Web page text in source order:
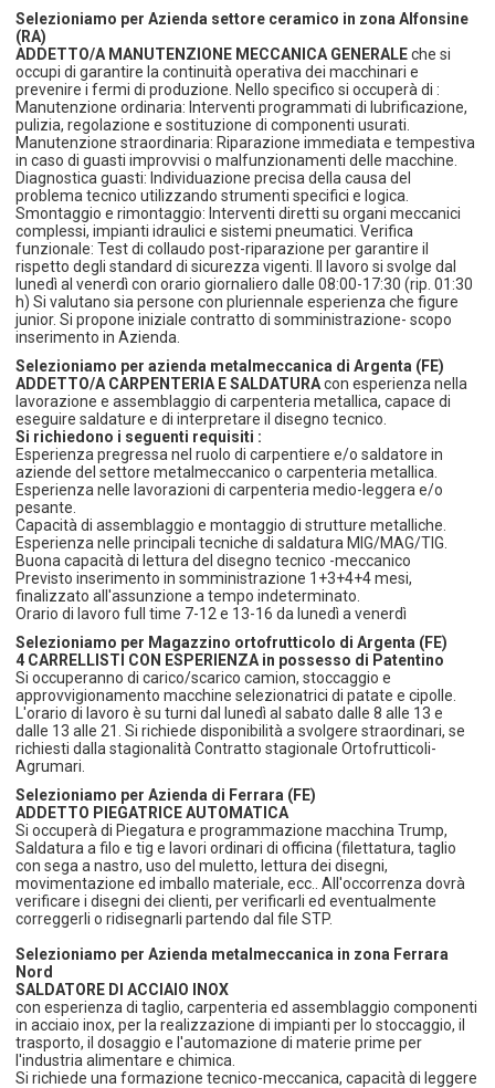
Selezioniamo per Azienda settore ceramico in zona Alfonsine
(RA)
ADDETTO/A MANUTENZIONE MECCANICA GENERALEche si
occupi di garantire la continuità operativa dei macchinari e
prevenire i fermi di produzione. Nello specifico si occuperà di :
Manutenzione ordinaria: Interventi programmati di lubrificazione,
pulizia, regolazione e sostituzione di componenti usurati.
Manutenzione straordinaria: Riparazione immediata e tempestiva
in caso di guasti improvvisi o malfunzionamenti delle macchine.
Diagnostica guasti: Individuazione precisa della causa del
problema tecnico utilizzando strumenti specifici e logica.
Smontaggio e rimontaggio: Interventi diretti su organi meccanici
complessi, impianti idraulici e sistemi pneumatici. Verifica
funzionale: Test di collaudo post-riparazione per garantire il
rispetto degli standard di sicurezza vigenti. Il lavoro si svolge dal
lunedì al venerdì con orario giornaliero dalle 08:00-17:30 (rip. 01:30
h) Si valutano sia persone con pluriennale esperienza che figure
junior. Si propone iniziale contratto di somministrazione- scopo
inserimento in Azienda.
Selezioniamo per azienda metalmeccanica di Argenta (FE)
ADDETTO/A CARPENTERIA E SALDATURAcon esperienza nella
lavorazione e assemblaggio di carpenteria metallica, capace di
eseguire saldature e di interpretare il disegno tecnico.
Si richiedono i seguenti requisiti :
Esperienza pregressa nel ruolo di carpentiere e/o saldatore in
aziende del settore metalmeccanico o carpenteria metallica.
Esperienza nelle lavorazioni di carpenteria medio-leggera e/o
pesante.
Capacità di assemblaggio e montaggio di strutture metalliche.
Esperienza nelle principali tecniche di saldatura MIG/MAG/TIG.
Buona capacità di lettura del disegno tecnico -meccanico
Previsto inserimento in somministrazione 1+3+4+4 mesi,
finalizzato all'assunzione a tempo indeterminato.
Orario di lavoro full time 7-12 e 13-16 da lunedì a venerdì
Selezioniamo per Magazzino ortofrutticolo di Argenta (FE)
4 CARRELLISTI CON ESPERIENZA in possesso di Patentino
Si occuperanno di carico/scarico camion, stoccaggio e
approvvigionamento macchine selezionatrici di patate e cipolle.
L'orario di lavoro è su turni dal lunedì al sabato dalle 8 alle 13 e
dalle 13 alle 21. Si richiede disponibilità a svolgere straordinari, se
richiesti dalla stagionalità Contratto stagionale Ortofrutticoli-
Agrumari.
Selezioniamo per Azienda di Ferrara (FE)
ADDETTO PIEGATRICE AUTOMATICA
Si occuperà di Piegatura e programmazione macchina Trump,
Saldatura a filo e tig e lavori ordinari di officina (filettatura, taglio
con sega a nastro, uso del muletto, lettura dei disegni,
movimentazione ed imballo materiale, ecc.. All'occorrenza dovrà
verificare i disegni dei clienti, per verificarli ed eventualmente
correggerli o ridisegnarli partendo dal file STP.
Selezioniamo per Azienda metalmeccanica in zona Ferrara
Nord
SALDATORE DI ACCIAIO INOX
con esperienza di taglio, carpenteria ed assemblaggio componenti
in acciaio inox, per la realizzazione di impianti per lo stoccaggio, il
trasporto, il dosaggio e l'automazione di materie prime per
l'industria alimentare e chimica.
Si richiede una formazione tecnico-meccanica, capacità di leggere